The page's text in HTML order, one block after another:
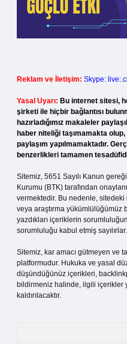
Reklam ve İletişim: Skype:
Yasal Uyarı: Bu internet sitesi,
şirketi ile hiçbir bağlantısı
hazırladığımız makaleler
haber niteliği taşımamakta
paylaşım yapılmamaktadır.
benzerlikleri tamamen
Sitemiz, 5651 Sayılı Kanun
Kurumu (BTK) tarafından
vermektedir. Bu nedenle,
veya araştırma yükümlülüğümüz
yazdıkları içeriklerin
sorumluluğu kabul etmiş sayılırlar.
Sitemiz, kar amacı gütmeyen ve
platformudur. Hukuka ve yasal
düşündüğünüz içerikleri,
bildirmeniz halinde, ilgili içerikler
kaldırılacaktır.